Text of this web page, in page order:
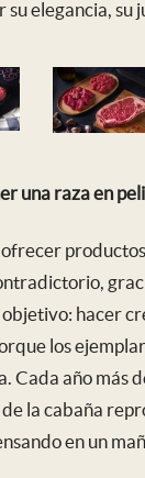
su elegancia,
una raza en
hacer
los
Cada año más
la cabaña
en un